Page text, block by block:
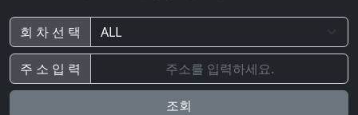
회 차 선 택
주 소 입 력
조회